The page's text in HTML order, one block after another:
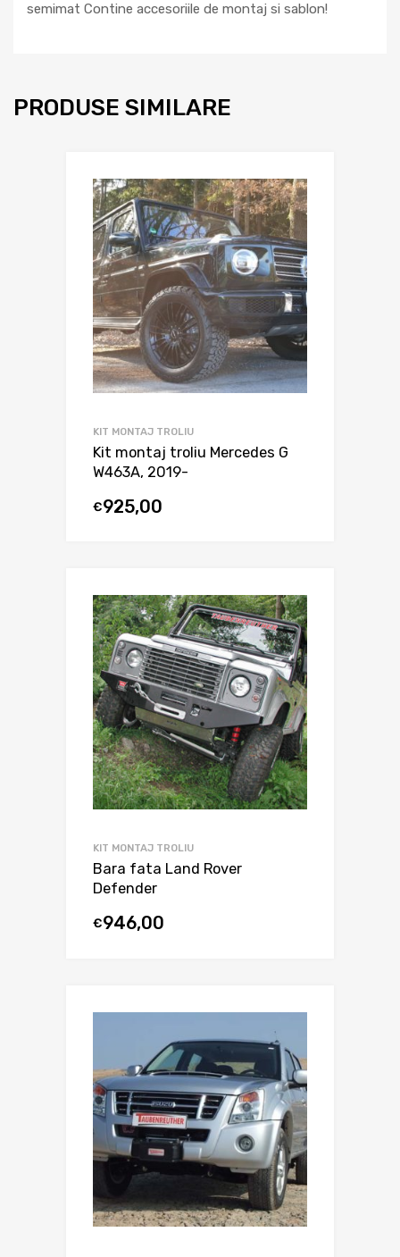
semimat Contine accesoriile de montaj si sablon!
PRODUSE SIMILARE
KIT MONTAJ TROLIU
Kit montaj troliu Mercedes G
W463A, 2019-
€925,00
KIT MONTAJ TROLIU
Bara fata Land Rover
Defender
€946,00